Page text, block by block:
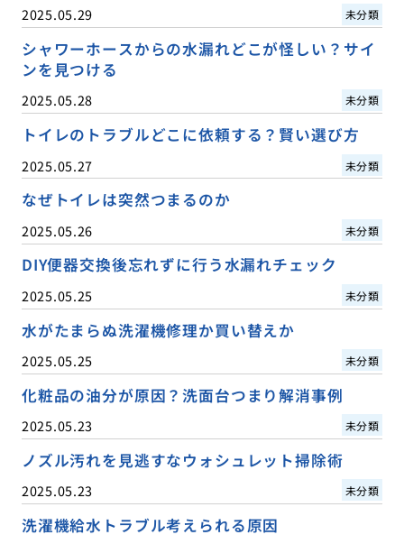
2025.05.29 未分類
シャワーホースからの水漏れどこが怪しい？サイ
ンを見つける
2025.05.28 未分類
トイレのトラブルどこに依頼する？賢い選び方
2025.05.27 未分類
なぜトイレは突然つまるのか
2025.05.26 未分類
DIY便器交換後忘れずに行う水漏れチェック
2025.05.25 未分類
水がたまらぬ洗濯機修理か買い替えか
2025.05.25 未分類
化粧品の油分が原因？洗面台つまり解消事例
2025.05.23 未分類
ノズル汚れを見逃すなウォシュレット掃除術
2025.05.23 未分類
洗濯機給水トラブル考えられる原因